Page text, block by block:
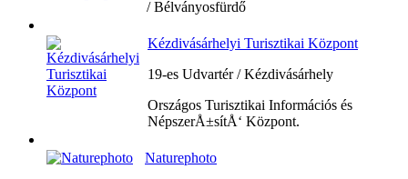
/ Bélványosfürdő
Kézdivásárhelyi Turisztikai Központ
19-es Udvartér / Kézdivásárhely
Országos Turisztikai Információs és
NépszerÅ±sítÅ‘ Központ.
Naturephoto